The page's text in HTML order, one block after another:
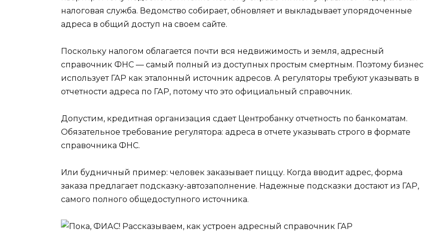
налоговая служба. Ведомство собирает, обновляет и выкладывает упорядоченные
адреса в общий доступ на своем сайте.
Поскольку налогом облагается почти вся недвижимость и земля, адресный
справочник ФНС — самый полный из доступных простым смертным. Поэтому бизнес
использует ГАР как эталонный источник адресов. А регуляторы требуют указывать в
отчетности адреса по ГАР, потому что это официальный справочник.
Допустим, кредитная организация сдает Центробанку отчетность по банкоматам.
Обязательное требование регулятора: адреса в отчете указывать строго в формате
справочника ФНС.
Или будничный пример: человек заказывает пиццу. Когда вводит адрес, форма
заказа предлагает подсказку-автозаполнение. Надежные подсказки достают из ГАР,
самого полного общедоступного источника.